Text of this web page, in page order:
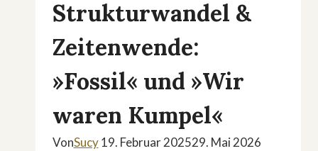
Strukturwandel &
Zeitenwende:
»Fossil« und »Wir
waren Kumpel«
VonSucy 19. Februar 202529. Mai 2026